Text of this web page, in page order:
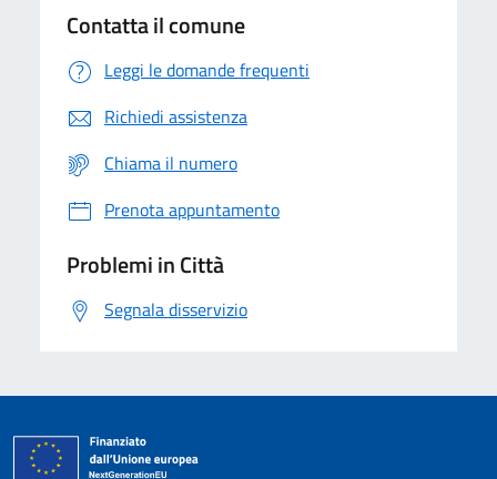
Contatta il comune
Leggi le domande frequenti
Richiedi assistenza
Chiama il numero
Prenota appuntamento
Problemi in Città
Segnala disservizio